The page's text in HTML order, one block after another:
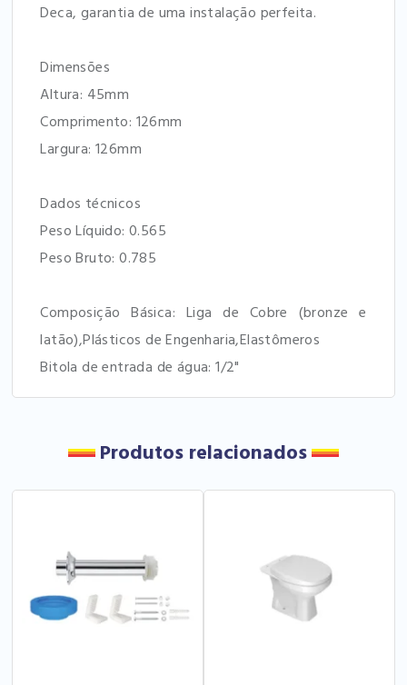
Deca, garantia de uma instalação perfeita.
Dimensões
Altura: 45mm
Comprimento: 126mm
Largura: 126mm
Dados técnicos
Peso Líquido: 0.565
Peso Bruto: 0.785
Composição Básica: Liga de Cobre (bronze e
latão),Plásticos de Engenharia,Elastômeros
Bitola de entrada de água: 1/2"
Produtos relacionados